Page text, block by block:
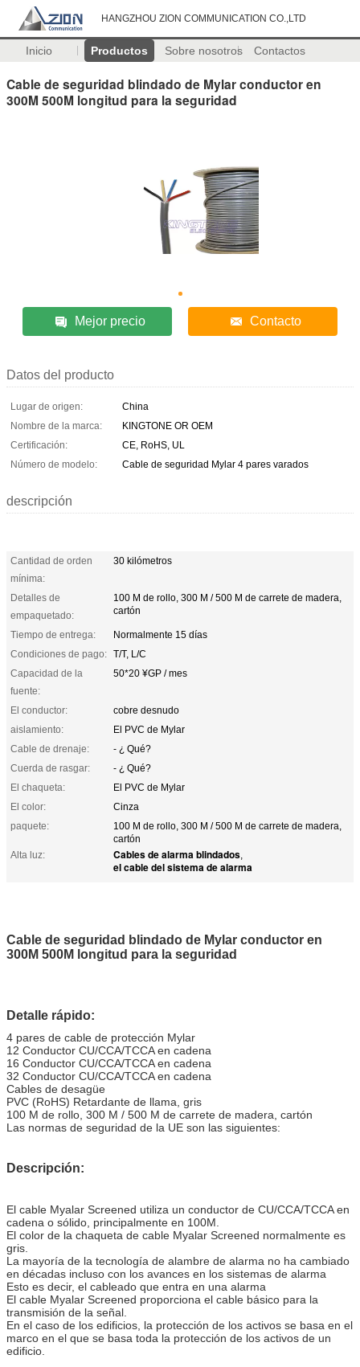
HANGZHOU ZION COMMUNICATION CO.,LTD
Inicio Productos Sobre nosotros Contactos
Cable de seguridad blindado de Mylar conductor en
300M 500M longitud para la seguridad
Mejor precio Contacto
Datos del producto
Lugar de origen:
China
Nombre de la marca:
KINGTONE OR OEM
Certificación:
CE, RoHS, UL
Número de modelo:
Cable de seguridad Mylar 4 pares varados
descripción
Cantidad de orden
mínima:
30 kilómetros
Detalles de
empaquetado:
100 M de rollo, 300 M / 500 M de carrete de madera,
cartón
Tiempo de entrega:
Normalmente 15 días
Condiciones de pago: T/T, L/C
Capacidad de la
fuente:
50*20 ¥GP / mes
El conductor:
cobre desnudo
aislamiento:
El PVC de Mylar
Cable de drenaje:
- ¿ Qué?
Cuerda de rasgar:
- ¿ Qué?
El chaqueta:
El PVC de Mylar
El color:
Cinza
paquete:
100 M de rollo, 300 M / 500 M de carrete de madera,
cartón
Alta luz:
Cables de alarma blindados,
el cable del sistema de alarma
Cable de seguridad blindado de Mylar conductor en
300M 500M longitud para la seguridad
Detalle rápido:
4 pares de cable de protección Mylar
12 Conductor CU/CCA/TCCA en cadena
16 Conductor CU/CCA/TCCA en cadena
32 Conductor CU/CCA/TCCA en cadena
Cables de desagüe
PVC (RoHS) Retardante de llama, gris
100 M de rollo, 300 M / 500 M de carrete de madera, cartón
Las normas de seguridad de la UE son las siguientes:
Descripción:
El cable Myalar Screened utiliza un conductor de CU/CCA/TCCA en
cadena o sólido, principalmente en 100M.
El color de la chaqueta de cable Myalar Screened normalmente es
gris.
La mayoría de la tecnología de alambre de alarma no ha cambiado
en décadas incluso con los avances en los sistemas de alarma
Esto es decir, el cableado que entra en una alarma
El cable Myalar Screened proporciona el cable básico para la
transmisión de la señal.
En el caso de los edificios, la protección de los activos se basa en el
marco en el que se basa toda la protección de los activos de un
edificio.